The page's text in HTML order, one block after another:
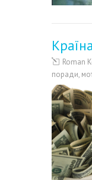
Roman
поради,